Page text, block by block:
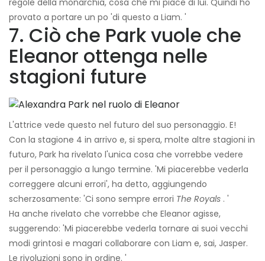
provato a portare un po 'di questo a Liam. '
7. Ciò che Park vuole che
Eleanor ottenga nelle
stagioni future
L'attrice vede questo nel futuro del suo personaggio. E!
Con la stagione 4 in arrivo e, si spera, molte altre stagioni in
futuro, Park ha rivelato l'unica cosa che vorrebbe vedere
per il personaggio a lungo termine. 'Mi piacerebbe vederla
correggere alcuni errori', ha detto, aggiungendo
scherzosamente: 'Ci sono sempre errori The Royals . '
Ha anche rivelato che vorrebbe che Eleanor agisse,
suggerendo: 'Mi piacerebbe vederla tornare ai suoi vecchi
modi grintosi e magari collaborare con Liam e, sai, Jasper.
Le rivoluzioni sono in ordine. '